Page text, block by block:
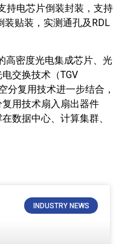
持电芯片倒装封装，支持
贴装，实测通孔及RDL
高密度光电集成芯片、光
交换技术（TGV
分复用技术进一步结合，
用技术扇入扇出器件
数据中心、计算集群、
INDUSTRY NEWS